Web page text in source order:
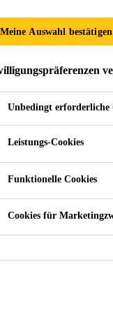
Yards
Climate:Mild/
IG
Meine Auswahl bestätigen
Unbedingt erforderliche
Leistungs-Cookies
Funktionelle Cookies
Cookies für